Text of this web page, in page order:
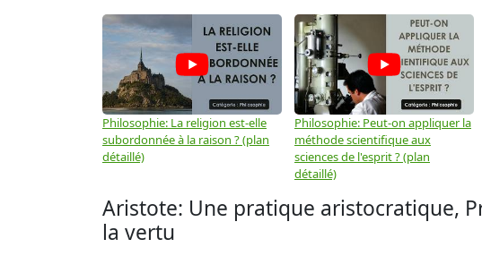
Philosophie: La religion est-elle
subordonnée à la raison ? (plan
détaillé)
Philosophie: Peut-on appliquer la
méthode scientifique aux
sciences de l'esprit ? (plan
détaillé)
Aristote: Une pratique aristocratique,
la vertu